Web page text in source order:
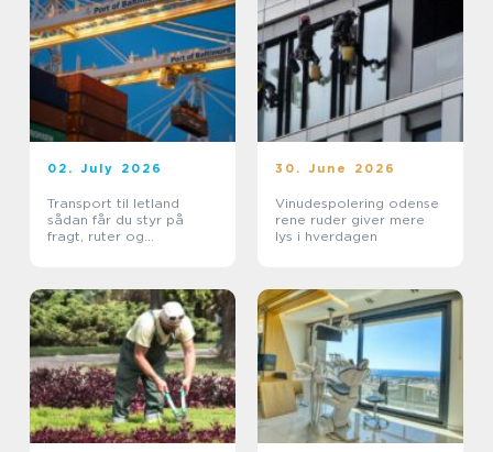
02. July 2026
Transport til letland
sådan får du styr på
fragt, ruter og
30. June 2026
Vinudespolering odense
rene ruder giver mere
lys i hverdagen